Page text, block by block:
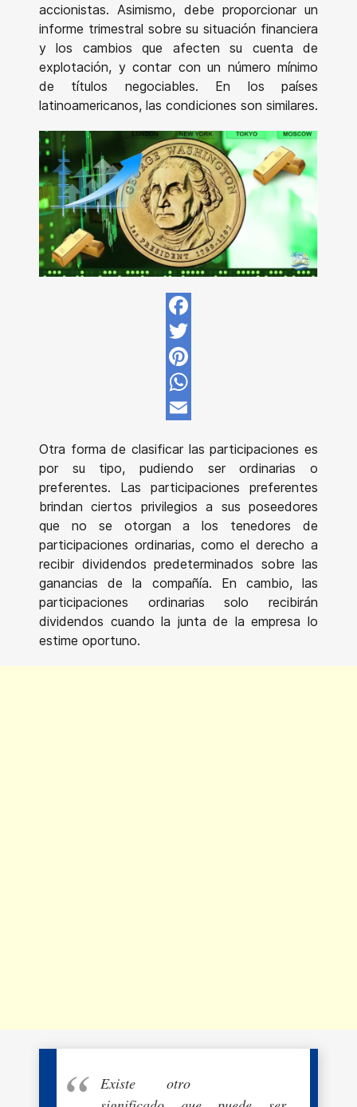
accionistas. Asimismo, debe proporcionar un
informe trimestral sobre su situación financiera
y los cambios que afecten su cuenta de
explotación, y contar con un número mínimo
de títulos negociables. En los países
latinoamericanos, las condiciones son similares.
Facebook
Twitter
Pinterest
WhatsApp
Otra forma de clasificar las participaciones es
por su tipo, pudiendo ser ordinarias o
preferentes. Las participaciones preferentes
brindan ciertos privilegios a sus poseedores
que no se otorgan a los tenedores de
participaciones ordinarias, como el derecho a
recibir dividendos predeterminados sobre las
ganancias de la compañía. En cambio, las
participaciones ordinarias solo recibirán
dividendos cuando la junta de la empresa lo
estime oportuno.
Existe otro